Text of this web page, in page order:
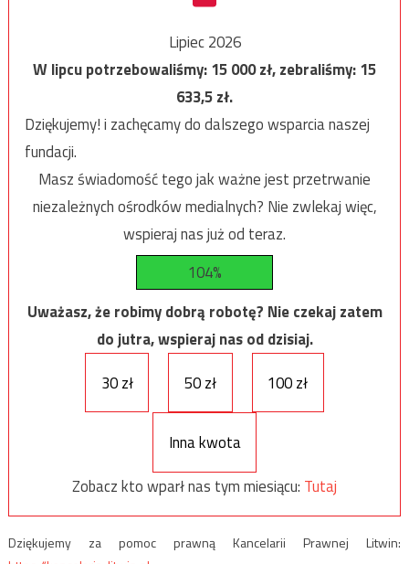
Lipiec 2026
W lipcu potrzebowaliśmy:15 000zł, zebraliśmy:15
633,5zł.
Dziękujemy! i zachęcamy do dalszego wsparcia naszej
fundacji.
Masz świadomość tego jak ważne jest przetrwanie
niezależnych ośrodków medialnych? Nie zwlekaj więc,
wspieraj nas już od teraz.
104%
Uważasz, że robimy dobrą robotę? Nie czekaj zatem
do jutra, wspieraj nas od dzisiaj.
30 zł
50 zł 100 zł
Inna kwota
Zobacz kto wparł nas tym miesiącu: Tutaj
Dziękujemy za pomoc prawną Kancelarii Prawnej Litwin: